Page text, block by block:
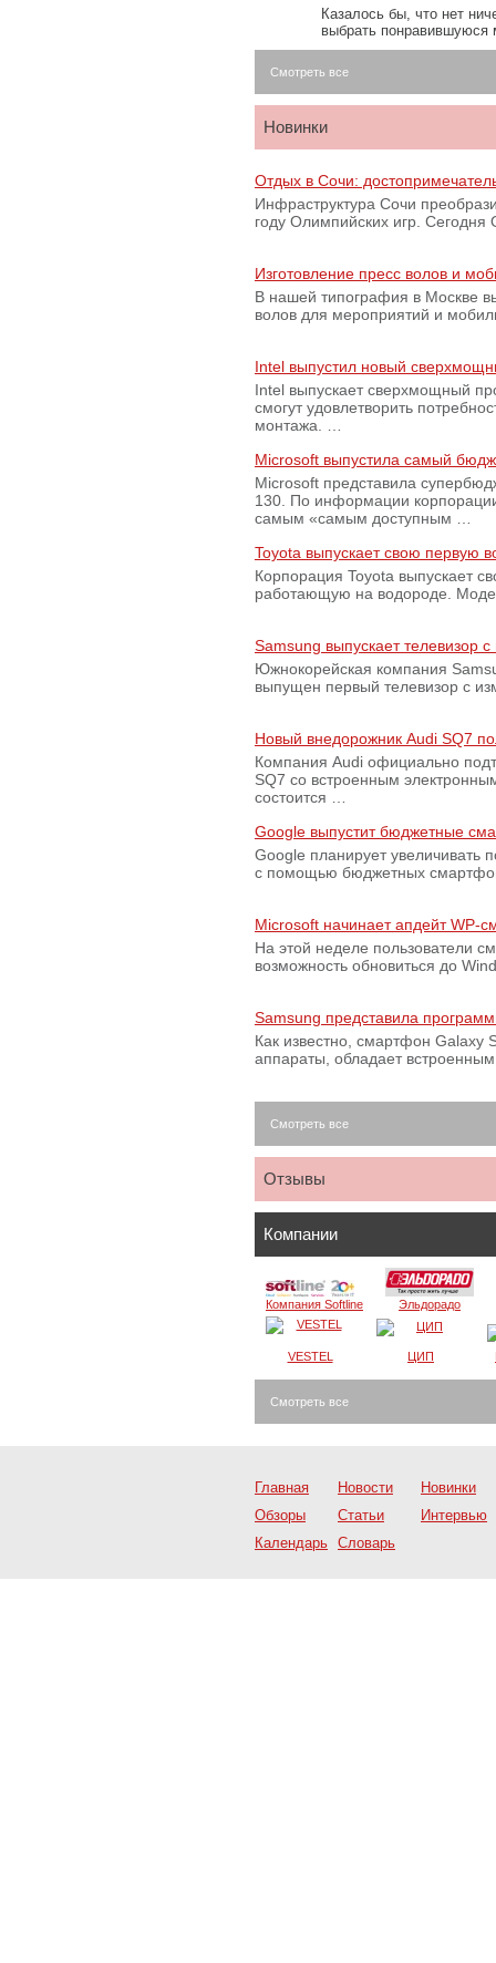
Казалось бы, что нет
выбрать
Смотреть все
Новинки
Отдых в Сочи:
Инфраструктура Сочи
году Олимпийских игр.
Изготовление пресс волов и
В нашей типография в Москве
волов для мероприятий и
Intel выпустил новый
Intel выпускает сверхмощный
смогут удовлетворить
монтажа. …
Microsoft выпустила самый
Microsoft представила
130. По информации
самым «самым доступным …
Toyota выпускает свою первую
Корпорация Toyota выпускает
работающую на водороде.
Samsung выпускает телевизор
Южнокорейская компания
выпущен первый телевизор с
Новый внедорожник Audi SQ7
Компания Audi официально
SQ7 со встроенным
состоится …
Google выпустит бюджетные
Google планирует увеличивать
с помощью бюджетных
Microsoft начинает апдейт WP-
На этой неделе пользователи
возможность обновиться до
Samsung представила
Как известно, смартфон Galaxy
аппараты, обладает
Смотреть все
Отзывы
Компании
Компания Softline Эльдорадо
VESTEL ЦИП
Смотреть все
Главная Новости
Новинки
Обзоры
Статьи
Интервью
Календарь Словарь